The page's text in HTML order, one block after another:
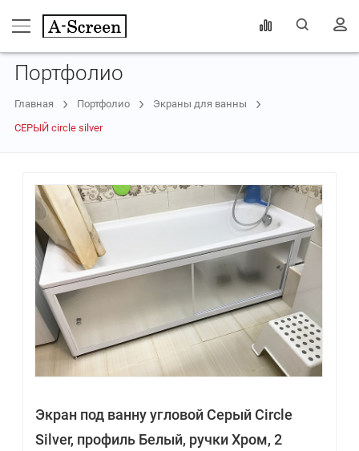
Портфолио
Главная Портфолио
Экраны для ванны
СЕРЫЙ circle silver
Экран под ванну угловой Серый Circle
Silver, профиль Белый, ручки Хром, 2